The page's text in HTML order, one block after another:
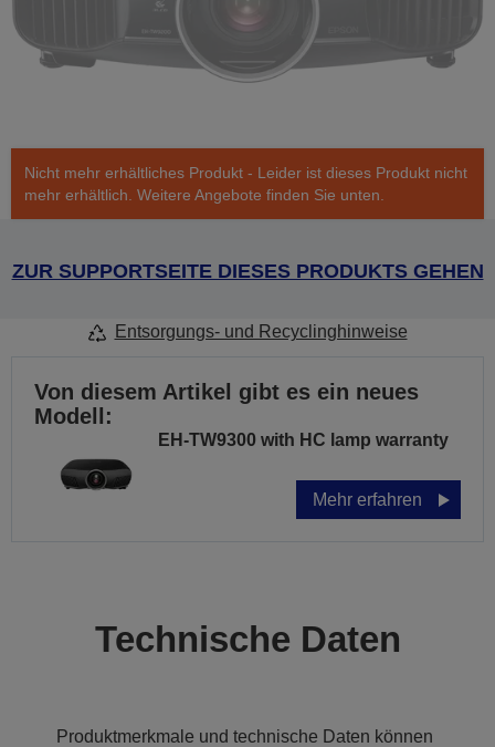
Nicht mehr erhältliches Produkt - Leider ist dieses Produkt nicht
mehr erhältlich. Weitere Angebote finden Sie unten.
ZUR SUPPORTSEITE DIESES PRODUKTS GEHEN
Entsorgungs- und Recyclinghinweise
Von diesem Artikel gibt es ein neues
Modell:
EH-TW9300 with HC lamp warranty
Mehr erfahren
Technische Daten
Produktmerkmale und technische Daten können